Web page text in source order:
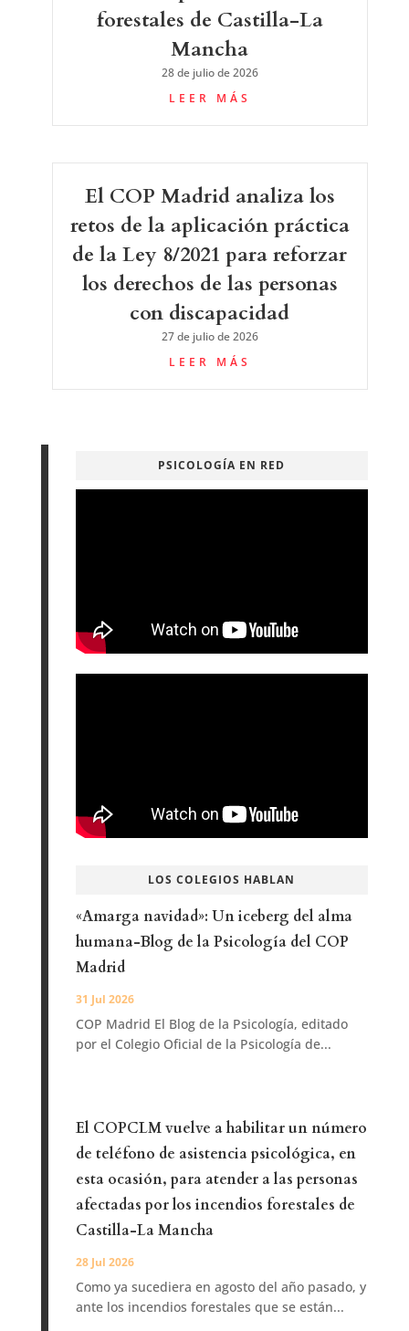
forestales de Castilla-La
Mancha
28 de julio de 2026
LEER MÁS
El COP Madrid analiza los
retos de la aplicación práctica
de la Ley 8/2021 para reforzar
los derechos de las personas
con discapacidad
27 de julio de 2026
LEER MÁS
PSICOLOGÍA EN RED
LOS COLEGIOS HABLAN
«Amarga navidad»: Un iceberg del alma
humana-Blog de la Psicología del COP
Madrid
31 Jul 2026
COP Madrid El Blog de la Psicología, editado
por el Colegio Oficial de la Psicología de...
El COPCLM vuelve a habilitar un número
de teléfono de asistencia psicológica, en
esta ocasión, para atender a las personas
afectadas por los incendios forestales de
Castilla-La Mancha
28 Jul 2026
Como ya sucediera en agosto del año pasado, y
ante los incendios forestales que se están...